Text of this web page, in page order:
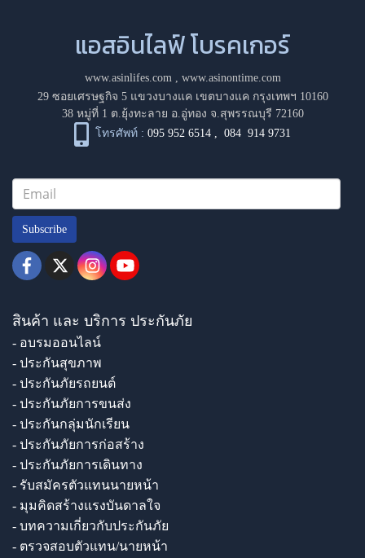
แอสอินไลฟ์ โบรคเกอร์
www.asinlifes.com, www.asinontime.com
29 ซอยเศรษฐกิจ 5 แขวงบางแค เขตบางแค กรุงเทพฯ 10160
38 หมู่ที่ 1 ต.ยุ้งทะลาย อ.อู่ทอง จ.สุพรรณบุรี 72160
โทรศัพท์ : 095 952 6514 ,084 914 9731
Subscribe
สินค้า และ บริการ ประกันภัย
- อบรมออนไลน์
- ประกันสุขภาพ
- ประกันภัยรถยนต์
- ประกันภัยการขนส่ง
- ประกันกลุ่มนักเรียน
- ประกันภัยการก่อสร้าง
- ประกันภัยการเดินทาง
- รับสมัครตัวแทนนายหน้า
- มุมคิดสร้างแรงบันดาลใจ
- บทความเกี่ยวกับประกันภัย
- ตรวจสอบตัวแทน/นายหน้า